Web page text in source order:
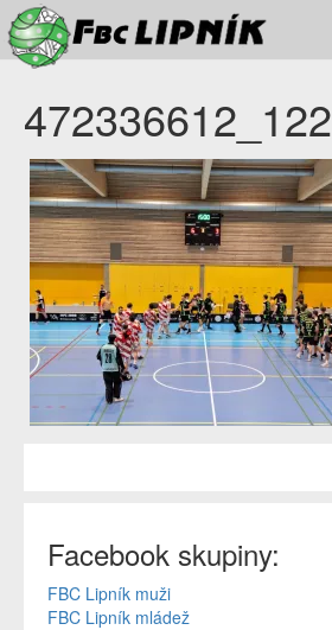
Facebook skupiny:
FBC Lipník muži
FBC Lipník mládež